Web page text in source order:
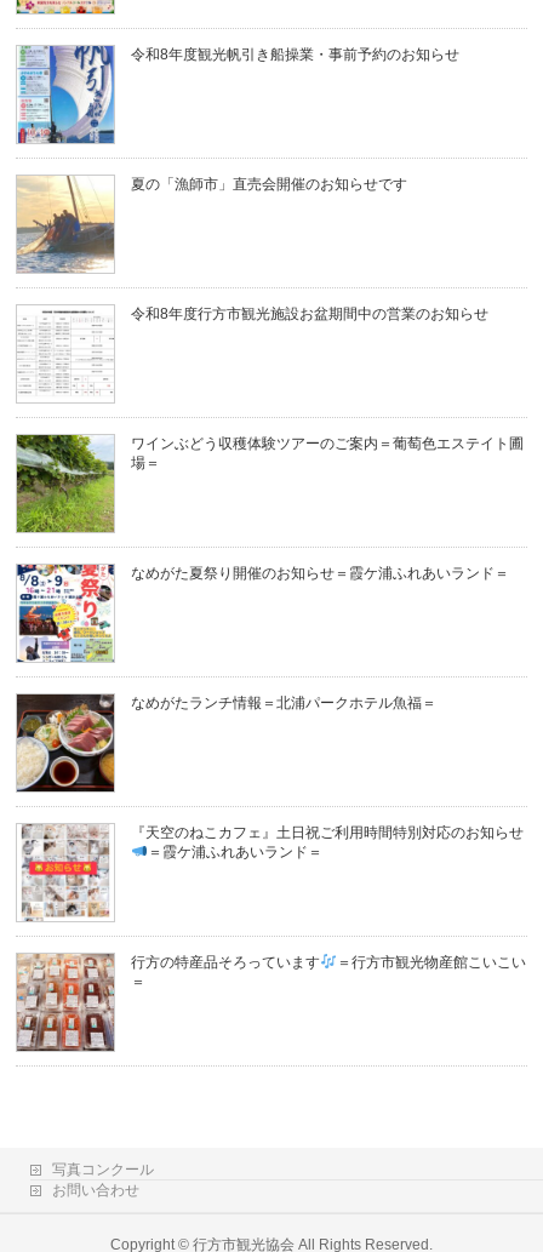
令和8年度観光帆引き船操業・事前予約のお知らせ
夏の「漁師市」直売会開催のお知らせです
令和8年度行方市観光施設お盆期間中の営業のお知らせ
ワインぶどう収穫体験ツアーのご案内＝葡萄色エステイト圃
場＝
なめがた夏祭り開催のお知らせ＝霞ケ浦ふれあいランド＝
なめがたランチ情報＝北浦パークホテル魚福＝
『天空のねこカフェ』土日祝ご利用時間特別対応のお知らせ
＝霞ケ浦ふれあいランド＝
行方の特産品そろっています
＝行方市観光物産館こいこい
＝
写真コンクール
お問い合わせ
Copyright © 行方市観光協会All Rights Reserved.